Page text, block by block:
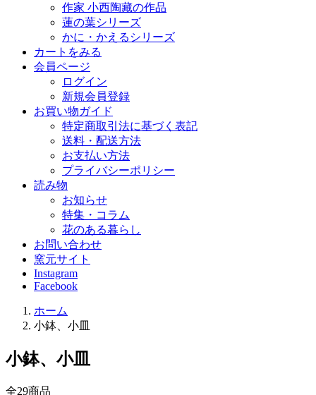
作家 小西陶藏の作品
蓮の葉シリーズ
かに・かえるシリーズ
カートをみる
会員ページ
ログイン
新規会員登録
お買い物ガイド
特定商取引法に基づく表記
送料・配送方法
お支払い方法
プライバシーポリシー
読み物
お知らせ
特集・コラム
花のある暮らし
お問い合わせ
窯元サイト
Instagram
Facebook
ホーム
小鉢、小皿
小鉢、小皿
全29商品